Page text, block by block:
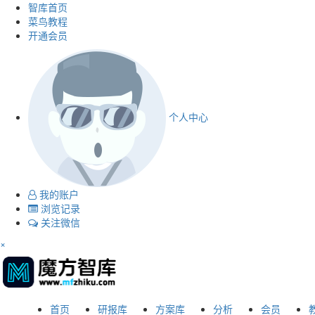
智库首页
菜鸟教程
开通会员
个人中心
我的账户
浏览记录
关注微信
×
首页 研报库 方案库 分析 会员